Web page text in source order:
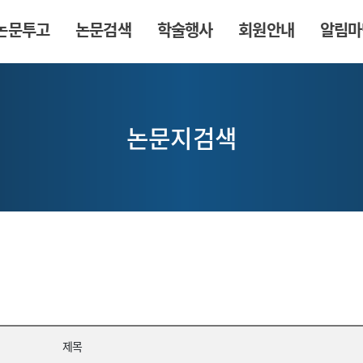
문투고 논문검색 학술행사 회원안내 알림
논문지검색
제목